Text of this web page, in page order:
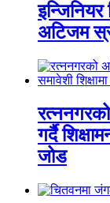
अटिजम
गर्दै
जोड